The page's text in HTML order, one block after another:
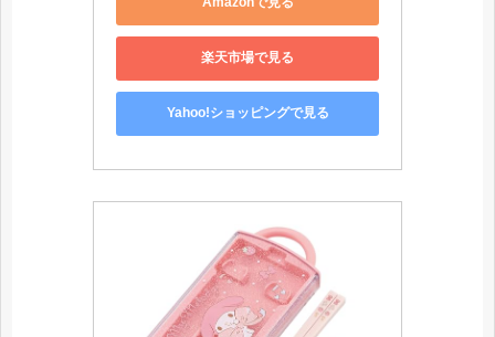
楽天市場で見る
Yahoo!ショッピングで見る